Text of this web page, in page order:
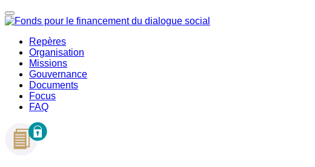
Repères
Organisation
Missions
Gouvernance
Documents
Focus
FAQ